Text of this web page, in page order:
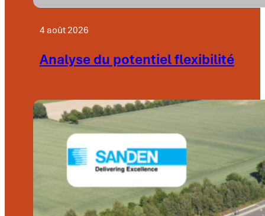
4 août 2026
Analyse du potentiel flexibilité